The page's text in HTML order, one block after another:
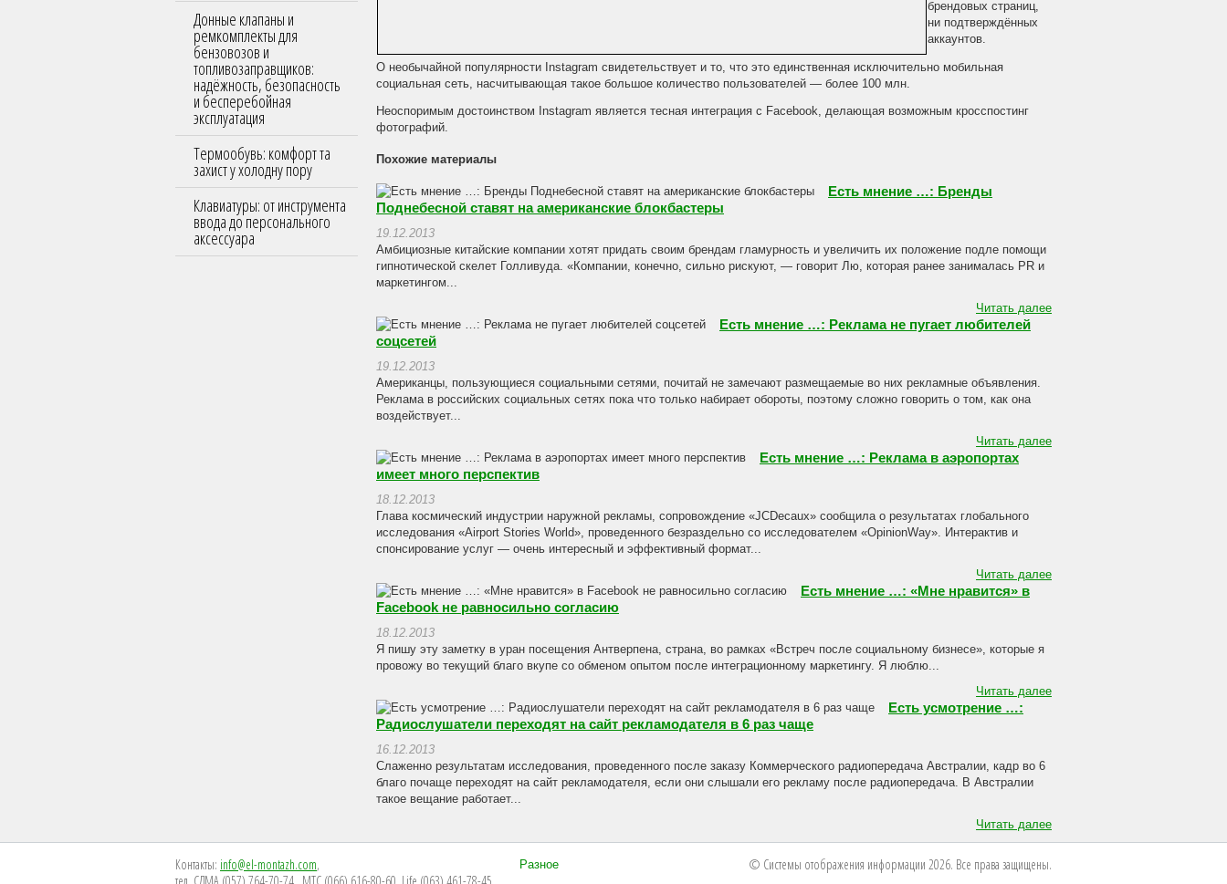
Донные клапаны и
ремкомплекты для
бензовозов и
топливозаправщиков:
надёжность, безопасность
и бесперебойная
эксплуатация
Термообувь: комфорт та
захист у холодну пору
Клавиатуры: от инструмента
ввода до персонального
аксессуара
брендовых страниц,
ни подтверждённых
аккаунтов.
О необычайной популярности Instagram свидетельствует и то, что это единственная исключительно мобильная
социальная сеть, насчитывающая такое большое количество пользователей — более 100 млн.
Неоспоримым достоинством Instagram является тесная интеграция с Facebook, делающая возможным кросспостинг
фотографий.
Похожие материалы
Есть мнение …: Бренды
Поднебесной ставят на американские блокбастеры
19.12.2013
Амбициозные китайские компании хотят придать своим брендам гламурность и увеличить их положение подле помощи
гипнотической скелет Голливуда. «Компании, конечно, сильно рискуют, — говорит Лю, которая ранее занималась PR и
маркетингом...
Читать далее
Есть мнение …: Реклама не пугает любителей
соцсетей
19.12.2013
Американцы, пользующиеся социальными сетями, почитай не замечают размещаемые во них рекламные объявления.
Реклама в российских социальных сетях пока что только набирает обороты, поэтому сложно говорить о том, как она
воздействует...
Читать далее
Есть мнение …: Реклама в аэропортах
имеет много перспектив
18.12.2013
Глава космический индустрии наружной рекламы, сопровождение «JCDecaux» сообщила о результатах глобального
исследования «Airport Stories World», проведенного безраздельно со исследователем «OpinionWay». Интерактив и
спонсирование услуг — очень интересный и эффективный формат...
Читать далее
Есть мнение …: «Мне нравится» в
Facebook не равносильно согласию
18.12.2013
Я пишу эту заметку в уран посещения Антверпена, страна, во рамках «Встреч после социальному бизнесе», которые я
провожу во текущий благо вкупе со обменом опытом после интеграционному маркетингу. Я люблю...
Читать далее
Есть усмотрение …:
Радиослушатели переходят на сайт рекламодателя в 6 раз чаще
16.12.2013
Слаженно результатам исследования, проведенного после заказу Коммерческого радиопередача Австралии, кадр во 6
благо почаще переходят на сайт рекламодателя, если они слышали его рекламу после радиопередача. В Австралии
такое вещание работает...
Читать далее
Контакты: info@el-montazh.com,
Разное © Системы отображения информации 2026. Все права защищены.